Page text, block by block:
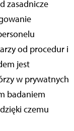
zasadnicze
od procedur i
jest
w prywatnych
badaniem
czemu